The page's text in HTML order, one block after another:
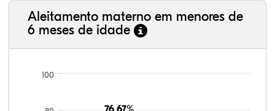
Aleitamento materno em menores de
6 meses de idade
100